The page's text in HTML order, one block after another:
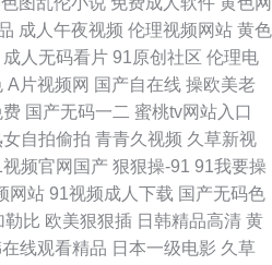
97干视频网站 久操视频在线观看 日韩成
欧美成人日韩 黄色A片五月天
成人午夜视频 伦理视频网站 黄色
成人无码看片 91原创社区 伦理电
A片视频网 国产自在线 操欧美老
费 国产无码一二 蜜桃tv网站入口
女自拍偷拍 青青久视频 久草新视
视频官网国产 狠狠操-91 91我要操
网站 91视频成人下载 国产无码色
勒比 欧美狠狠插 日韩精品高清 黄
在线观看精品 日本一级电影 久草